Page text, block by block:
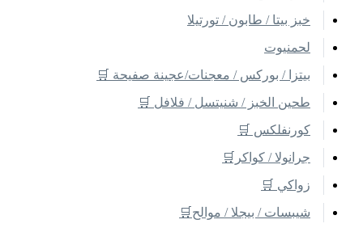
خبز بيتا / طابون / تورتيلا
لحمنيوت
بيتزا / بوركس / معجنات/عجينة صفيحة 🛒
طحين الخبز / شنيتسل / فلافل 🛒
كورنفلكس 🛒
جرانولا / كواكر🛒
زواكي 🛒
شيبسات / بيجلا / موالح🛒